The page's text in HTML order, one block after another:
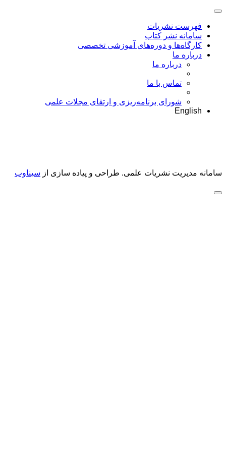
فهرست نشریات
سامانه نشر کتاب
کارگاه‌ها و دوره‌های آموزشی تخصصی
درباره ما
درباره ما
تماس با ما
شورای برنامه‌ریزی و ارتقای مجلات علمی
English
سامانه مدیریت نشریات علمی. طراحی و پیاده سازی از سیناوب